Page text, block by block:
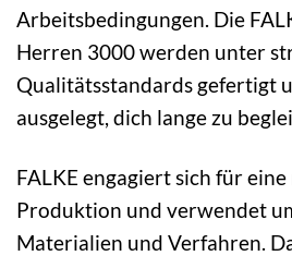
Arbeitsbedingungen. Die
Herren 3000 werden unter
Qualitätsstandards gefertigt
ausgelegt, dich lange zu
FALKE engagiert sich für
Produktion und verwendet
Materialien und Verfahren.